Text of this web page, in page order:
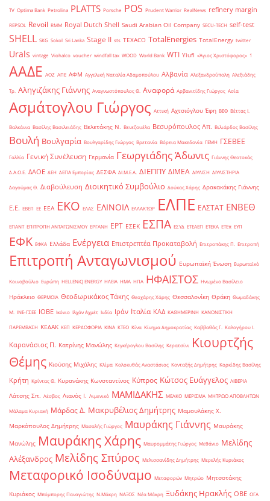
TV Optima Bank Petrolina PLATTS Porsche POS Prudent Warrior RealNews refinery margin
REPSOL Revoil RMM Royal Dutch Shell Saudi Arabian Oil Company SECU-TECH self-test
SHELL SKG Sokol Sri Lanka Stage II sts TEXACO TotalEnergies TotalEnergy twitter
Urals vintage Viohalco voucher windfall tax WOOD World Bank WTI Yiufi «Άγιος Χριστόφορος» ΄1
ΑΑΔΕ ΑΟΖ ΑΠΕ ΑΦΜ Αγγελική Ναταλία Αδαμοπούλου Αλβανία Αλεξανδρούπολη Αλεξιάδης
Τρ. Αληγιζάκης Γιάννης Αναγνωστόπουλος Θ. Αναφορά Αρβανιτίδης Γιώργος Ασία
Ασμάτογλου Γιώργος Αττική Αχτσιόγλου Έφη ΒΕΘ Βέττας Ι.
Βαλκάνια Βασίλης Βασιλειάδης Βελετάκης Ν. Βενεζουέλα Βεσυρόπουλος Απ. Βιλιάρδος Βασίλης
Βουλή Βουλγαρία Βουλγαρίδης Γιώργος Βρετανία Βόρεια Μακεδονία ΓΕΜΗ ΓΣΕΒΕΕ
Γαλλία Γενική Συνέλευση Γερμανία Γεωργιάδης Άδωνις Γιάννης Θεοτοκάς
Δ.Α.Ο.Ε. ΔΑΟΕ ΔΕΗ ΔΕΠΑ Εμπορίας ΔΕΣΦΑ ΔΙ.Μ.Ε.Α. ΔΙΕΠΠΥ ΔΙΜΕΑ ΔΙΥΛΙΣΗ ΔΙΥΛΙΣΤΗΡΙΑ
Δαγούμας Θ. Διαβούλευση Διοικητικό Συμβούλιο Δούκας Χάρης Δρακακάκης Γιάννης
Ε.Ε. ΕΒΕΠ ΕΕ ΕΕΑ ΕΚΟ ΕΛΑΣ ΕΛΙΝΟΙΛ ΕΛΛΑΚΤΩΡ ΕΛΠΕ ΕΛΣΤΑΤ ΕΝΒΕΘ
ΕΠΑΝΤ ΕΠΙΤΡΟΠΗ ΑΝΤΑΓΩΝΙΣΜΟΥ ΕΡΓΑΝΗ ΕΡΤ ΕΣΕΚ ΕΣΠΑ ΕΣΥΔ ΕΤΕΑΕΠ ΕΤΕΚΑ ΕΤΕπ ΕΥΠ
ΕΦΚ ΕΦΚΑ Ελλάδα Ενέργεια Επιστρεπτέα Προκαταβολή Επιτροπάκης Π. Επιτροπή
Επιτροπή Ανταγωνισμού Ευρωπαϊκή Ένωση Ευρωπαϊκό
Κοινοβούλιο Ευρώπη ΗELLENiQ ENERGY ΗΛΕΙΑ ΗΜΑ ΗΠΑ ΗΦΑΙΣΤΟΣ Ηνωμένο Βασίλειο
Ηράκλειο ΘΕΡΜΟΙΛ Θεοδωρικάκος Τάκης Θεοχάρης Χάρης Θεσσαλονίκη Θράκη Θωμαδάκης
Μ. ΙΝΕ-ΓΣΕΕ ΙΟΒΕ Ικόνιο Ιλχάν Αχμέτ Ινδία Ιράν Ιταλία ΚΑΔ ΚΑΘΗΜΕΡΙΝΗ ΚΑΝΟΝΙΣΤΙΚΗ
ΠΑΡΕΜΒΑΣΗ ΚΕΔΑΚ ΚΕΠ ΚΕΡΔΟΦΟΡΙΑ ΚΙΝΑ ΚΤΕΟ Κίνα Κίνημα Δημοκρατίας Καββαθάς Γ. Καλογήρου Ι.
Καρανάσιος Π. Κατρίνης Μανώλης Κεγκέρογλου Βασίλης Κερατσίνι
Κιουρτζής
Θέμης Κιούσης Μιχάλης Κλίμα Κολοκυθάς Αναστάσιος Κονταξής Δημήτρης Κορκίδης Βασίλης
Κρήτη Κρίντας Θ. Κυρανάκης Κωνσταντίνος Κύπρος Κώτσος Ευάγγελος ΛΙΒΕΡΙΑ
Λάτσης Σπ. Λέσβος Λιανός Ι. Λιμενικό ΜΑΜΙΔΑΚΗΣ ΜΕΛΚΟ ΜΕΡΙΣΜΑ ΜΗΤΡΩΟ ΑΠΟΒΛΗΤΩΝ
Μάλαμα Κυριακή Μάρδας Δ. Μακρυβέλιος Δημήτρης Μαμουλάκης Χ.
Μαρκόπουλος Δημήτρης Μασαλής Γιώργος Μαυράκης Γιάννης Μαυράκης
Μανώλης Μαυράκης Χάρης Μαυρομμάτης Γιώργος Μεθάνιο Μελίδης
Αλέξανδρος Μελίδης Σπύρος Μελισσανίδης Δημήτρης Μερελής Κυριάκος
Μεταφορικό Ισοδύναμο Μεταφορών Μητρώο Μητσοτάκης
Κυριάκος Μπόμπορης Παναγιώτης Ν.Μάκρη ΝΑΞΟΣ Νέα Μάκρη Ξυδάκης Ηρακλής ΟΒΕ ΟΓΑ